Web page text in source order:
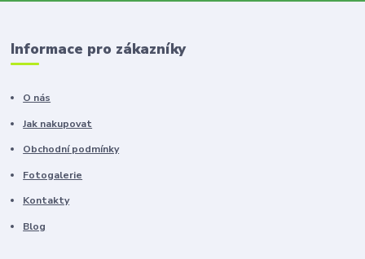
Informace pro zákazníky
O nás
Jak nakupovat
Obchodní podmínky
Fotogalerie
Kontakty
Blog